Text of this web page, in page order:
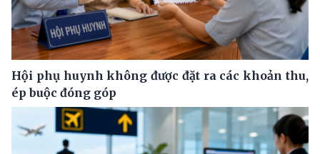
Hội phụ huynh không được đặt ra các khoản thu,
ép buộc đóng góp